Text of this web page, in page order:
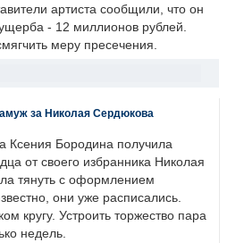
артиста сообщили, что он
- 12 миллионов рублей.
меру пресечения.
за Николая Сердюкова
Ксения Бородина получила
от своего избранника Николая
тянуть с оформлением
они уже расписались.
кругу. Устроить торжество пара
недель.